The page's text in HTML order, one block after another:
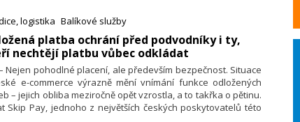
předpokládaným ročním nájezdem 25 tisíc kilometrů
vůz. Předplacené služby zahrnují údržbu a předepsaný
komplexní pojištění, asistenční službu včetně nároku na
vozidlo či sezónní pneumatiky.
logistika Balíkové služby
platba ochrání před podvodníky i ty,
nechtějí platbu vůbec odkládat
Nejen pohodlné placení, ale především bezpečnost. Situace
e-commerce výrazně mění vnímání funkce odložených
– jejich obliba meziročně opět vzrostla, a to takřka o pětinu.
Skip Pay, jednoho z největších českých poskytovatelů této